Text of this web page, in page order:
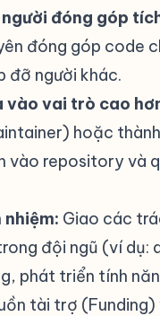
đóng góp
đóng góp code
đỡ người khác.
vào vai trò cao
hoặc
vào repository và
Giao các
đội ngũ (ví dụ:
phát triển tính
tài trợ